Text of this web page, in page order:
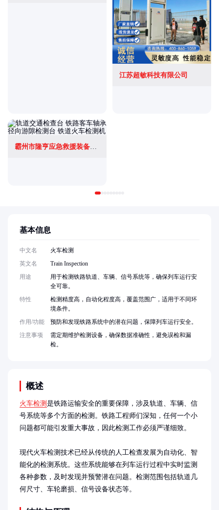
江苏超敏科技有限公司
霸州市隆亨应急救援装备有限公司
概述
火车检测 是铁路运输安全的重要保障，涉及轨道、车辆、信
号系统等多个方面的检测。铁路工程师们深知，任何一个小
问题都可能引发重大事故，因此检测工作必须严谨细致。
现代火车检测技术已经从传统的人工检查发展为自动化、智
能化的检测系统。这些系统能够在列车运行过程中实时监测
各种参数，及时发现并预警潜在问题。检测范围包括轨道几
何尺寸、车轮磨损、信号设备状态等。
基本信息
中文名
火车检测
英文名
Train Inspection
用途
用于检测铁路轨道、车辆、信号系统等，确保列车运行安
全可靠。
特性
检测精度高，自动化程度高，覆盖范围广，适用于不同环
境条件。
作用/功能
预防和发现铁路系统中的潜在问题，保障列车运行安全。
注意事项
需定期维护检测设备，确保数据准确性，避免误检和漏
检。